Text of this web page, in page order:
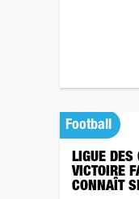
Football
LIGUE
VICTOIRE
CONNAÎT